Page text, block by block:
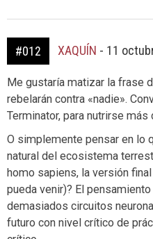
#012 XAQUÍN - 11
Me gustaría matizar la frase
rebelarán contra «nadie».
Terminator, para nutrirse
O simplemente pensar en lo
natural del ecosistema
homo sapiens, la versión
pueda venir)? El
demasiados circuitos
futuro con nivel crítico de